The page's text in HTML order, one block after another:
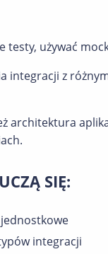
testy, używać
integracji z
architektura
SIĘ:
integracji